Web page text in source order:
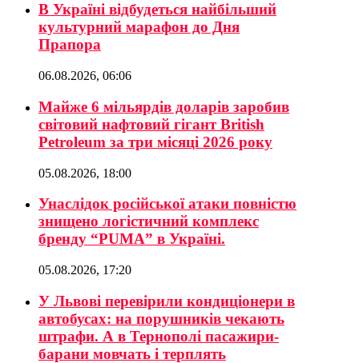
В Україні відбудеться найбільший
культурний марафон до Дня
Прапора
06.08.2026, 06:06
Майже 6 мільярдів доларів заробив
світовий нафтовий гігант British
Petroleum за три місяці 2026 року
05.08.2026, 18:00
Унаслідок російської атаки повністю
знищено логістичний комплекс
бренду “PUMA” в Україні.
05.08.2026, 17:20
У Львові перевірили кондиціонери в
автобусах: на порушників чекають
штрафи. А в Тернополі пасажири-
барани мовчать і терплять